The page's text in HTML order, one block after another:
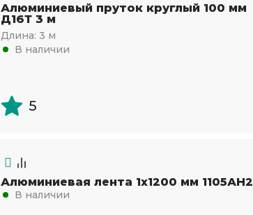
Алюминиевый пруток круглый 100 мм
Д16Т 3 м
Длина: 3 м
В наличии
5
Алюминиевая лента 1x1200 мм 1105АН2
В наличии